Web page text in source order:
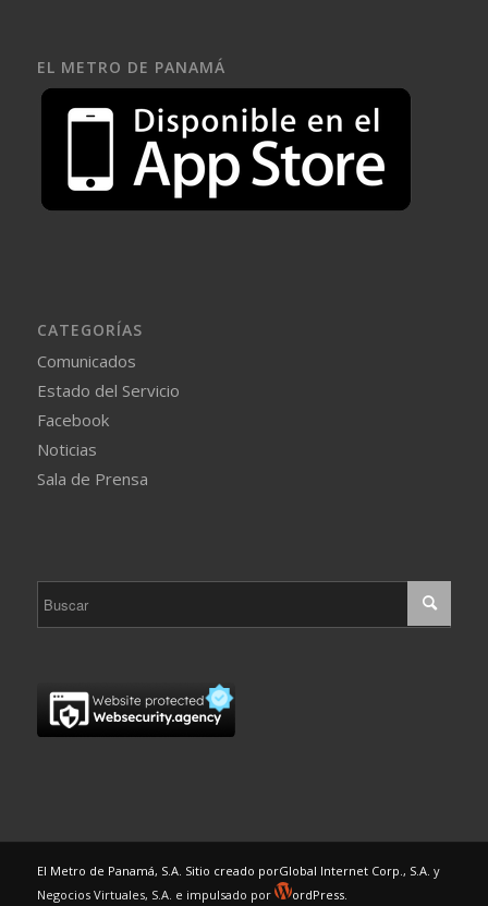
EL METRO DE PANAMÁ
CATEGORÍAS
Comunicados
Estado del Servicio
Facebook
Noticias
Sala de Prensa
El Metro de Panamá, S.A. Sitio creado porGlobal Internet Corp., S.A. y
Negocios Virtuales, S.A. e impulsado por
ordPress.